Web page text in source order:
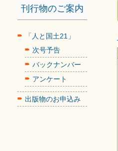
刊行物のご案内
「人と国土21」
次号予告
バックナンバー
アンケート
出版物のお申込み